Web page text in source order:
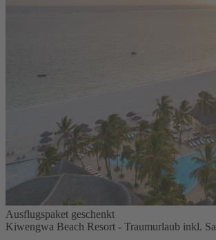
Ausflugspaket geschenkt
Kiwengwa Beach Resort - Traumurlaub inkl.